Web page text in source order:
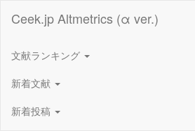
Ceek.jp Altmetrics (α ver.)
文献ランキング
新着文献
新着投稿